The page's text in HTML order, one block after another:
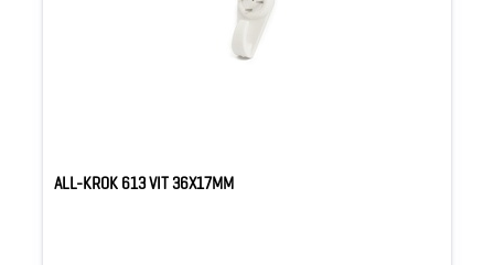
ALL-KROK 613 VIT 36X17MM